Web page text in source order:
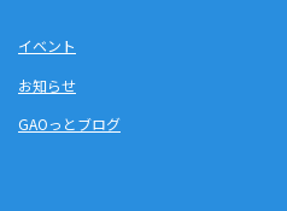
イベント
お知らせ
GAOっとブログ